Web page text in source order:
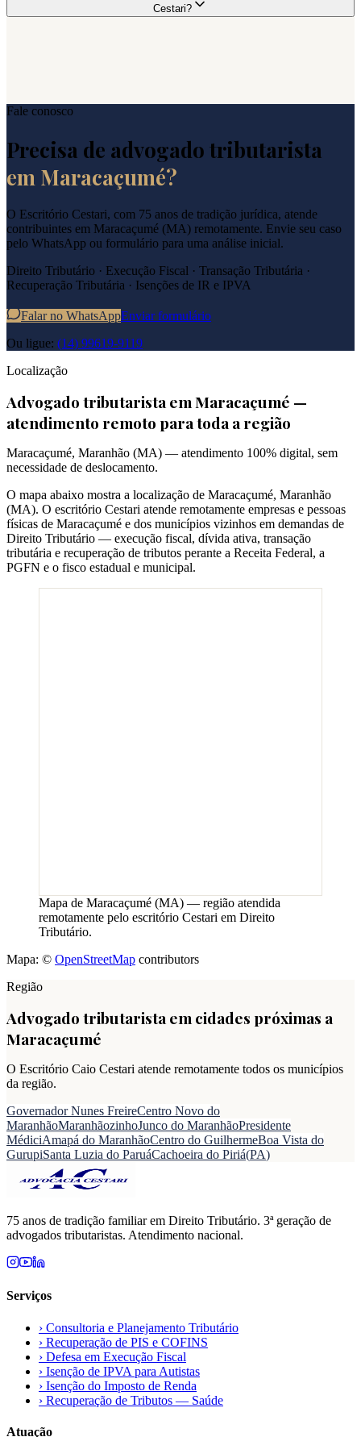
Cestari?
Fale conosco
Precisa de advogado tributarista
em Maracaçumé?
O Escritório Cestari, com 75 anos de tradição jurídica, atende
contribuintes em Maracaçumé (MA) remotamente. Envie seu caso
pelo WhatsApp ou formulário para uma análise inicial.
Direito Tributário · Execução Fiscal · Transação Tributária ·
Recuperação Tributária · Isenções de IR e IPVA
Falar no WhatsAppEnviar formulário
Ou ligue: (14) 99619-9119
Localização
Advogado tributarista emMaracaçumé —
atendimento remoto para toda a região
Maracaçumé, Maranhão (MA) — atendimento 100% digital, sem
necessidade de deslocamento.
O mapa abaixo mostra a localização de Maracaçumé, Maranhão
(MA). O escritório Cestari atende remotamente empresas e pessoas
físicas de Maracaçumé e dos municípios vizinhos em demandas de
Direito Tributário — execução fiscal, dívida ativa, transação
tributária e recuperação de tributos perante a Receita Federal, a
PGFN e o fisco estadual e municipal.
Mapa de Maracaçumé (MA) — região atendida
remotamente pelo escritório Cestari em Direito
Tributário.
Mapa: © OpenStreetMap contributors
Região
Advogado tributarista em cidades próximas a
Maracaçumé
O Escritório Caio Cestari atende remotamente todos os municípios
da região.
Governador Nunes FreireCentro Novo do
MaranhãoMaranhãozinhoJunco do MaranhãoPresidente
MédiciAmapá do MaranhãoCentro do GuilhermeBoa Vista do
GurupiSanta Luzia do ParuáCachoeira do Piriá(PA)
75 anos de tradição familiar em Direito Tributário. 3ª geração de
advogados tributaristas. Atendimento nacional.
Serviços
› Consultoria e Planejamento Tributário
› Recuperação de PIS e COFINS
› Defesa em Execução Fiscal
› Isenção de IPVA para Autistas
› Isenção do Imposto de Renda
› Recuperação de Tributos — Saúde
Atuação